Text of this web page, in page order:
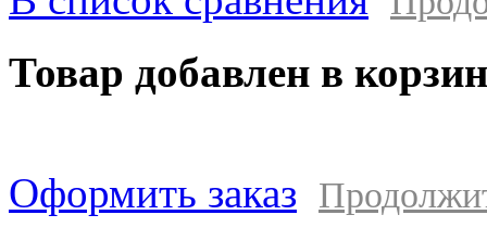
Товар добавлен в
Оформить заказ